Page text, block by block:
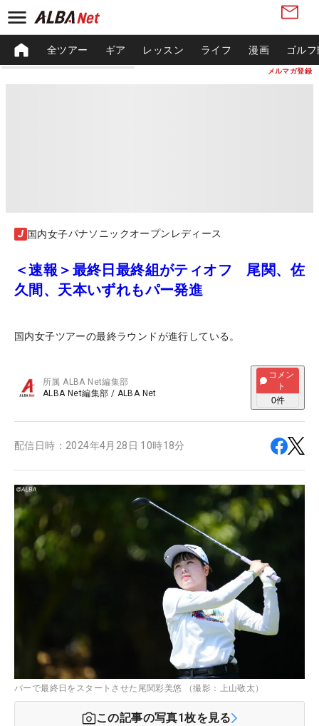
メルマガ登録
全ツアー ギア レッスン ライフ 漫画 ゴル
国内女子パナソニックオープンレディース
＜速報＞最終日最終組がティオフ 尾関、佐
久間、天本いずれもパー発進
国内女子ツアーの最終ラウンドが進行している。
所属ALBA Net編集部
ALBA Net編集部 / ALBA Net
コメン
ト
0件
配信日時： 2024年4月28日 10時18分
パーで最終日をスタートさせた尾関彩美悠 （撮影：上山敬太）
この記事の写真1枚を見る